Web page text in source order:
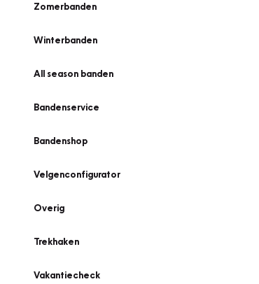
Zomerbanden
Winterbanden
All season banden
Bandenservice
Bandenshop
Velgenconfigurator
Overig
Trekhaken
Vakantiecheck